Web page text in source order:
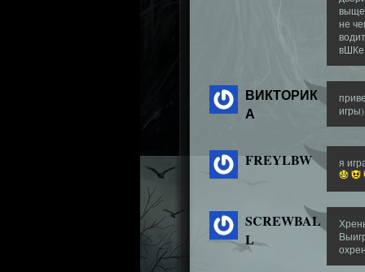
не
вШКе
ВИКТОРИК
А
FREYLBW я
SCREWBAL
L